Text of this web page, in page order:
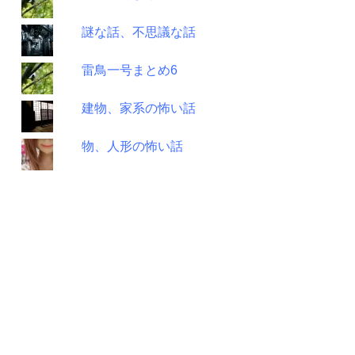
謎な話、不思議な話
雷鳥一号まとめ6
建物、家系の怖い話
物、人形の怖い話